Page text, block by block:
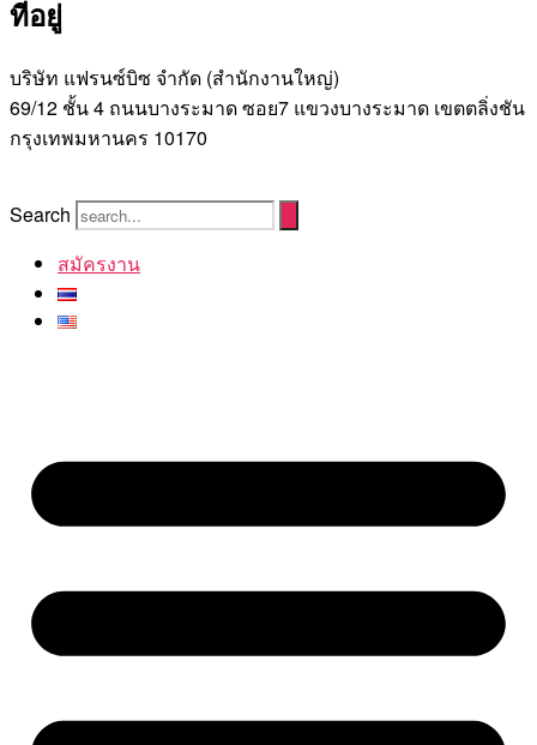
ที่อยู่
บริษัท แฟรนซ์บิซ จํากัด (สํานักงานใหญ่)
69/12 ชั้น 4 ถนนบางระมาด ซอย7 แขวงบางระมาด เขตตลิ่งชัน
กรุงเทพมหานคร 10170
Search
สมัครงาน